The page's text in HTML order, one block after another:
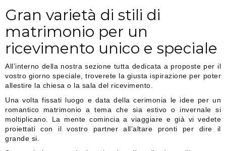
Gran varietà di stili di
matrimonio per un
ricevimento unico e speciale
All’interno della nostra sezione tutta dedicata a proposte per il
vostro giorno speciale, troverete la giusta ispirazione per poter
allestire la chiesa o la sala del ricevimento.
Una volta fissati luogo e data della cerimonia le idee per un
romantico matrimonio a tema che sia estivo o invernale si
moltiplicano. La mente comincia a viaggiare e già vi vedete
proiettati con il vostro partner all’altare pronti per dire il
grande si.